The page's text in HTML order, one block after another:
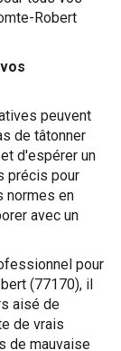
Robert
peuvent
de tâtonner
d'espérer un
précis pour
normes en
avec un
pour
(77170), il
aisé de
de vrais
de mauvaise